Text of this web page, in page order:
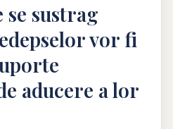
sustrag
vor fi
aducere a lor